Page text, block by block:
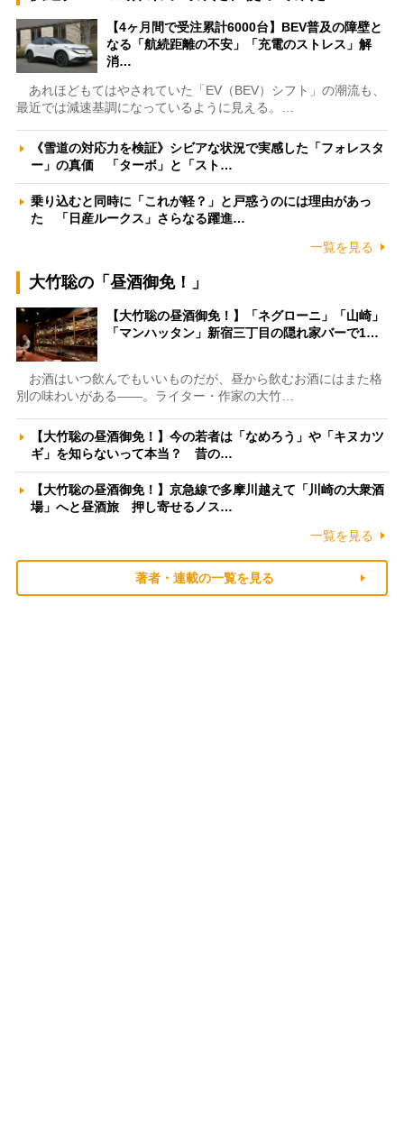
【4ヶ月間で受注累計6000台】BEV普及の障壁と
なる「航続距離の不安」「充電のストレス」解
消…
あれほどもてはやされていた「EV（BEV）シフト」の潮流も、
最近では減速基調になっているように見える。…
《雪道の対応力を検証》シビアな状況で実感した「フォレスタ
ー」の真価 「ターボ」と「スト…
乗り込むと同時に「これが軽？」と戸惑うのには理由があっ
た 「日産ルークス」さらなる躍進…
一覧を見る
大竹聡の「昼酒御免！」
【大竹聡の昼酒御免！】「ネグローニ」「山崎」
「マンハッタン」新宿三丁目の隠れ家バーで1…
お酒はいつ飲んでもいいものだが、昼から飲むお酒にはまた格
別の味わいがある――。ライター・作家の大竹…
【大竹聡の昼酒御免！】今の若者は「なめろう」や「キヌカツ
ギ」を知らないって本当？ 昔の…
【大竹聡の昼酒御免！】京急線で多摩川越えて「川崎の大衆酒
場」へと昼酒旅 押し寄せるノス…
一覧を見る
著者・連載の一覧を見る